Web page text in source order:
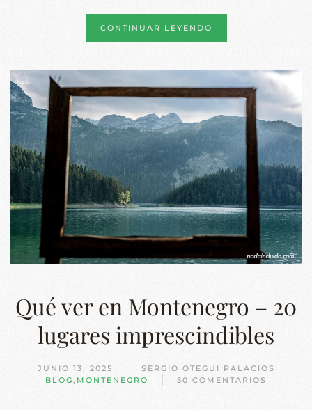
CONTINUAR LEYENDO
Qué ver en Montenegro – 20
lugares imprescindibles
JUNIO 13, 2025
SERGIO OTEGUI PALACIOS
BLOG, MONTENEGRO 50 COMENTARIOS
EN